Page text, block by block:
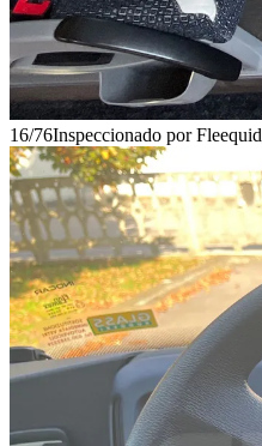
16/76Inspeccionado por Fleequid